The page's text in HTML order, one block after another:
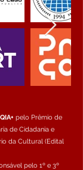
pelo Prêmio de
de Cidadania e
da Cultural (Edital
pelo 1º e 3º